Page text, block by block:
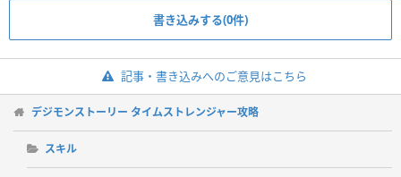
書き込みする(0件)
記事・書き込みへのご意見はこちら
デジモンストーリー タイムストレンジャー攻略
スキル